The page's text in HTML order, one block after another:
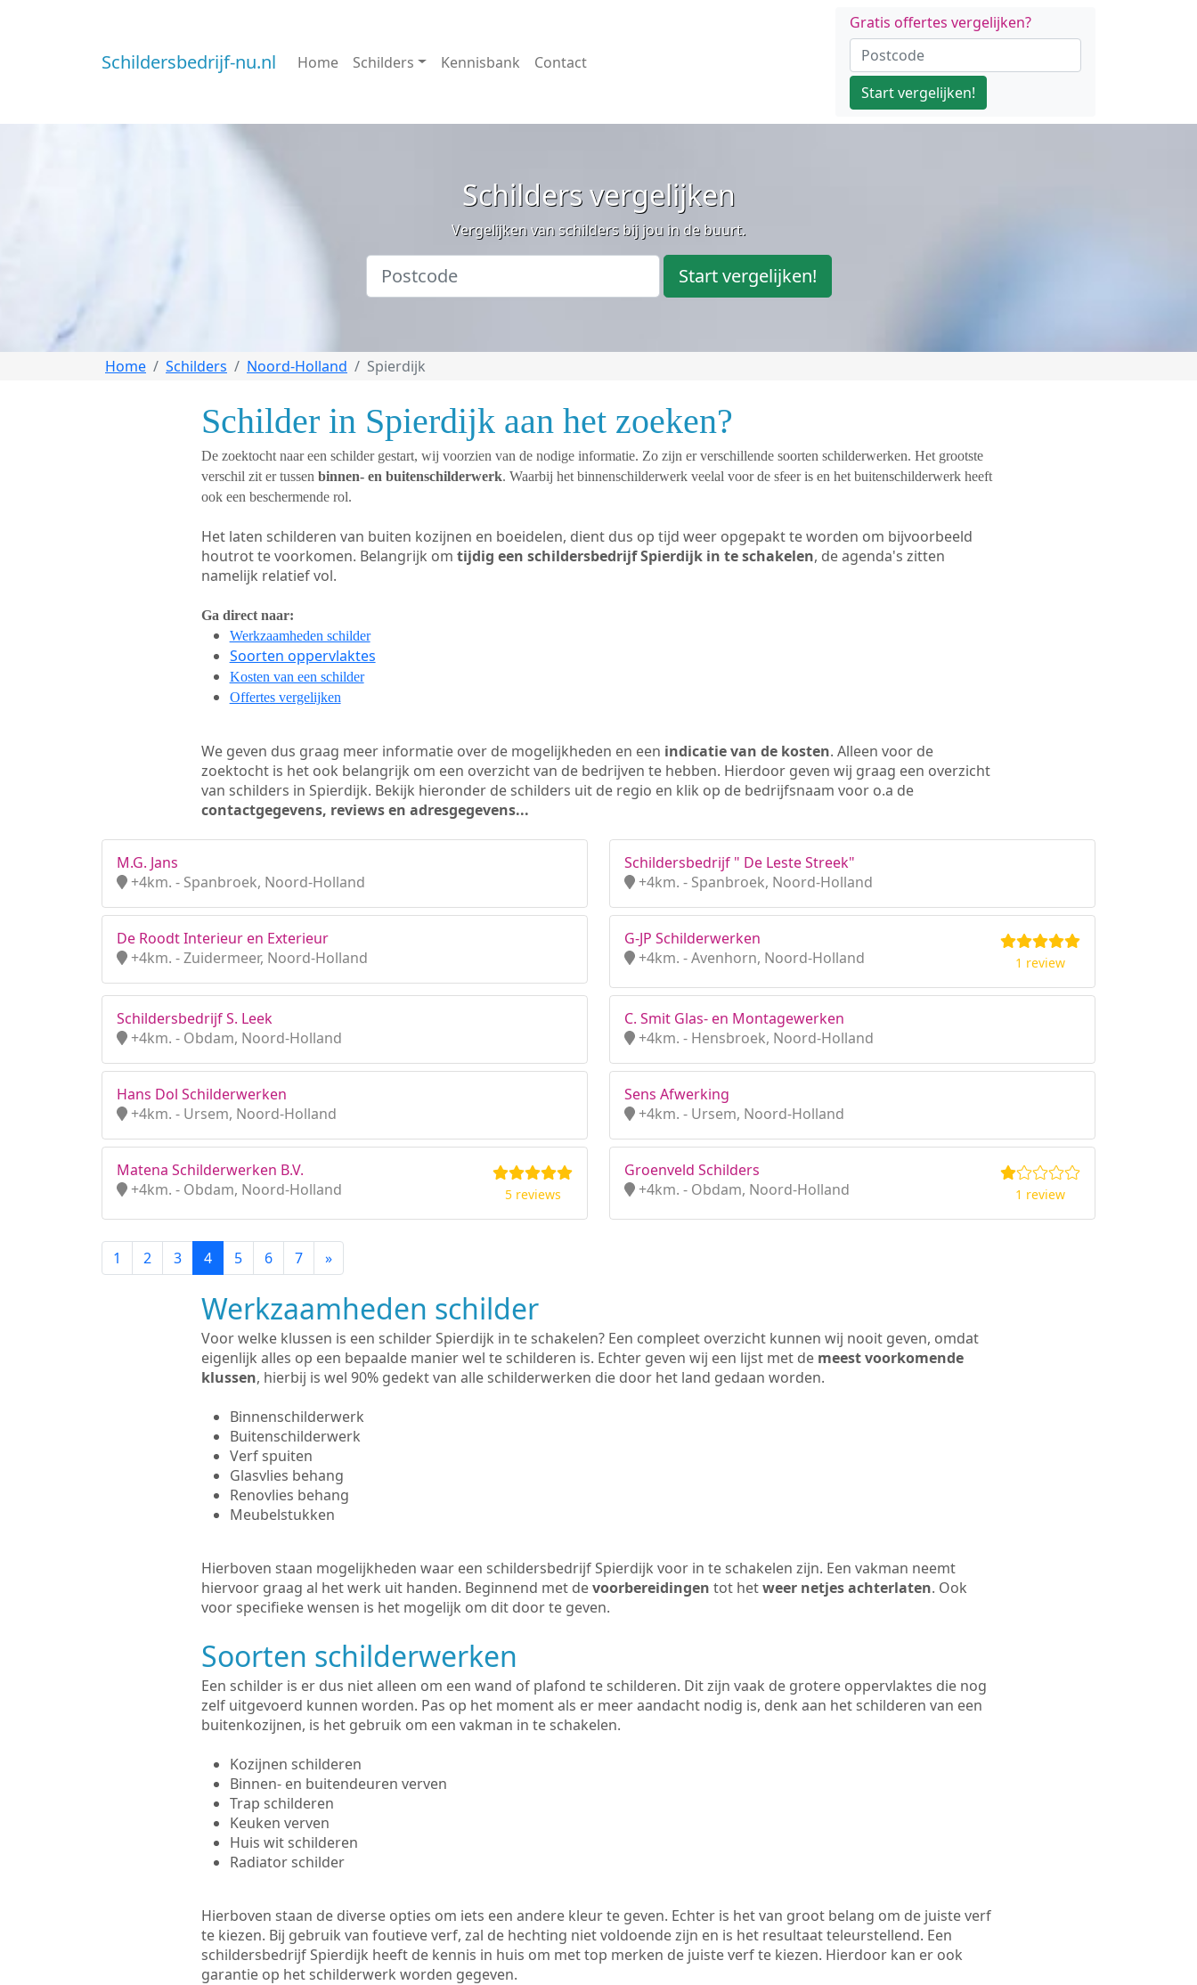
Schildersbedrijf-nu.nl Home Schilders Kennisbank Contact
Gratis offertes vergelijken?
Start vergelijken!
Schilders vergelijken
Vergelijken van schilders bij jou in de buurt.
Start vergelijken!
Home Schilders Noord-Holland Spierdijk
Schilder in Spierdijk aan het zoeken?
De zoektocht naar een schilder gestart, wij voorzien van de nodige informatie. Zo zijn er verschillende soorten schilderwerken. Het grootste
verschil zit er tussen binnen- en buitenschilderwerk. Waarbij het binnenschilderwerk veelal voor de sfeer is en het buitenschilderwerk heeft
ook een beschermende rol.
Het laten schilderen van buiten kozijnen en boeidelen, dient dus op tijd weer opgepakt te worden om bijvoorbeeld
houtrot te voorkomen. Belangrijk om tijdig een schildersbedrijf Spierdijk in te schakelen, de agenda's zitten
namelijk relatief vol.
Ga direct naar:
Werkzaamheden schilder
Soorten oppervlaktes
Kosten van een schilder
Offertes vergelijken
We geven dus graag meer informatie over de mogelijkheden en een indicatie van de kosten. Alleen voor de
zoektocht is het ook belangrijk om een overzicht van de bedrijven te hebben. Hierdoor geven wij graag een overzicht
van schilders in Spierdijk. Bekijk hieronder de schilders uit de regio en klik op de bedrijfsnaam voor o.a de
contactgegevens, reviews en adresgegevens...
M.G. Jans
+4km. - Spanbroek, Noord-Holland
Schildersbedrijf " De Leste Streek"
+4km. - Spanbroek, Noord-Holland
De Roodt Interieur en Exterieur
+4km. - Zuidermeer, Noord-Holland
G-JP Schilderwerken
+4km. - Avenhorn, Noord-Holland
1 review
Schildersbedrijf S. Leek
+4km. - Obdam, Noord-Holland
C. Smit Glas- en Montagewerken
+4km. - Hensbroek, Noord-Holland
Hans Dol Schilderwerken
+4km. - Ursem, Noord-Holland
Sens Afwerking
+4km. - Ursem, Noord-Holland
Matena Schilderwerken B.V.
+4km. - Obdam, Noord-Holland
5 reviews
Groenveld Schilders
+4km. - Obdam, Noord-Holland
1 review
1 2 3 4 5 6 7 »
Werkzaamheden schilder
Voor welke klussen is een schilder Spierdijk in te schakelen? Een compleet overzicht kunnen wij nooit geven, omdat
eigenlijk alles op een bepaalde manier wel te schilderen is. Echter geven wij een lijst met de meest voorkomende
klussen, hierbij is wel 90% gedekt van alle schilderwerken die door het land gedaan worden.
Binnenschilderwerk
Buitenschilderwerk
Verf spuiten
Glasvlies behang
Renovlies behang
Meubelstukken
Hierboven staan mogelijkheden waar een schildersbedrijf Spierdijk voor in te schakelen zijn. Een vakman neemt
hiervoor graag al het werk uit handen. Beginnend met devoorbereidingen tot hetweer netjes achterlaten. Ook
voor specifieke wensen is het mogelijk om dit door te geven.
Soorten schilderwerken
Een schilder is er dus niet alleen om een wand of plafond te schilderen. Dit zijn vaak de grotere oppervlaktes die nog
zelf uitgevoerd kunnen worden. Pas op het moment als er meer aandacht nodig is, denk aan het schilderen van een
buitenkozijnen, is het gebruik om een vakman in te schakelen.
Kozijnen schilderen
Binnen- en buitendeuren verven
Trap schilderen
Keuken verven
Huis wit schilderen
Radiator schilder
Hierboven staan de diverse opties om iets een andere kleur te geven. Echter is het van groot belang om de juiste verf
te kiezen. Bij gebruik van foutieve verf, zal de hechting niet voldoende zijn en is het resultaat teleurstellend. Een
schildersbedrijf Spierdijk heeft de kennis in huis om met top merken de juiste verf te kiezen. Hierdoor kan er ook
garantie op het schilderwerk worden gegeven.